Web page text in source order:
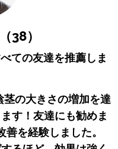
38）
ての友達を推薦しま
の大きさの増加を達
す！友達にも勧めま
を経験しました。